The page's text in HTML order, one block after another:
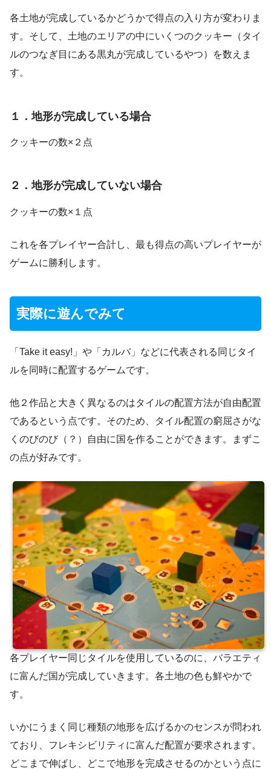
各土地が完成しているかどうかで得点の入り方が変わりま
す。そして、土地のエリアの中にいくつのクッキー（タイ
ルのつなぎ目にある黒丸が完成しているやつ）を数えま
す。
１．地形が完成している場合
クッキーの数×２点
２．地形が完成していない場合
クッキーの数×１点
これを各プレイヤー合計し、最も得点の高いプレイヤーが
ゲームに勝利します。
実際に遊んでみて
「Take it easy!」や「カルバ」などに代表される同じタイ
ルを同時に配置するゲームです。
他２作品と大きく異なるのはタイルの配置方法が自由配置
であるという点です。そのため、タイル配置の窮屈さがな
くのびのび（？）自由に国を作ることができます。まずこ
の点が好みです。
各プレイヤー同じタイルを使用しているのに、バラエティ
に富んだ国が完成していきます。各土地の色も鮮やかで
す。
いかにうまく同じ種類の地形を広げるかのセンスが問われ
ており、フレキシビリティに富んだ配置が要求されます。
どこまで伸ばし、どこで地形を完成させるのかという点に